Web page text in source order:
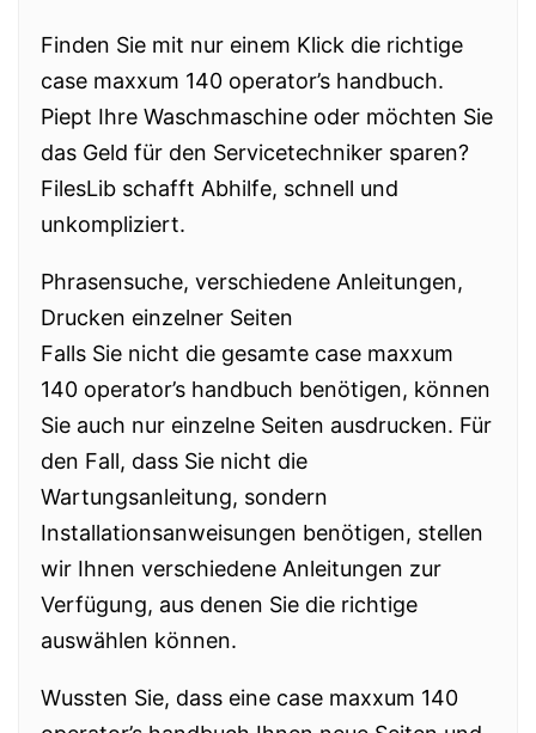
Finden Sie mit nur einem Klick die richtige
case maxxum 140 operator’s handbuch.
Piept Ihre Waschmaschine oder möchten Sie
das Geld für den Servicetechniker sparen?
FilesLib schafft Abhilfe, schnell und
unkompliziert.
Phrasensuche, verschiedene Anleitungen,
Drucken einzelner Seiten
Falls Sie nicht die gesamte case maxxum
140 operator’s handbuch benötigen, können
Sie auch nur einzelne Seiten ausdrucken. Für
den Fall, dass Sie nicht die
Wartungsanleitung, sondern
Installationsanweisungen benötigen, stellen
wir Ihnen verschiedene Anleitungen zur
Verfügung, aus denen Sie die richtige
auswählen können.
Wussten Sie, dass eine case maxxum 140